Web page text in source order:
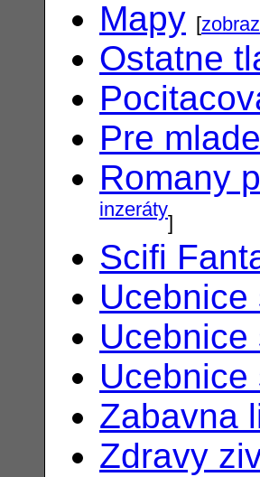
Mapy [
Ostatne
Pre
Romany
inzeráty]
Scifi
Zabavna
Zdravy